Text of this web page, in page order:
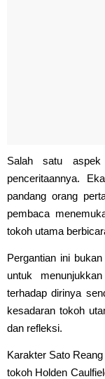
Salah satu
penceritaannya.
pandang orang
pembaca
tokoh utama
Pergantian ini
untuk
terhadap dirinya
kesadaran tokoh
dan refleksi.
Karakter Sato
tokoh Holden